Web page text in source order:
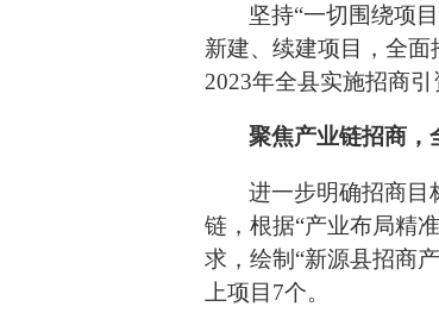
坚持“一切围绕项
新建、续建项目，全面
2023年全县实施招商
聚焦产业链招商，
进一步明确招商目
链，根据“产业布局精
求，绘制“新源县招商
上项目7个。